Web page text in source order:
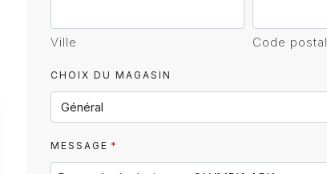
Ville Code postal
CHOIX DU MAGASIN
MESSAGE *